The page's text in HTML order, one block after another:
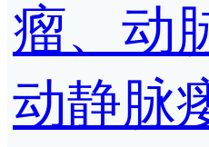
瘤、动
动静脉